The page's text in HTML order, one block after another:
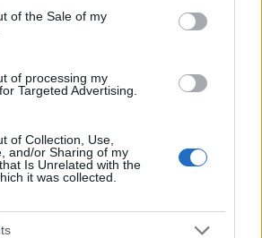
of the Sale of my
of processing my
Targeted Advertising.
of Collection, Use,
and/or Sharing of my
Is Unrelated with the
it was collected.
Ha Kirsten Dunsthoz